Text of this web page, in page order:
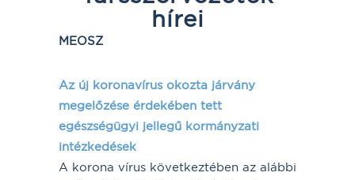
hírei
MEOSZ
Az új koronavírus okozta járvány
megelőzése érdekében tett
egészségügyi jellegű kormányzati
intézkedések
A korona vírus következtében az alábbi